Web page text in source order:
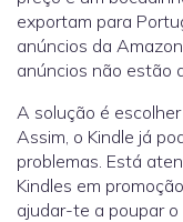
exportam para
anúncios da
anúncios não estão
A solução é
Assim, o Kindle já
problemas. Está
Kindles em
ajudar-te a poupar o